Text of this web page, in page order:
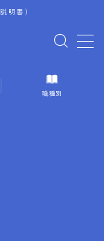
明書）
職種別